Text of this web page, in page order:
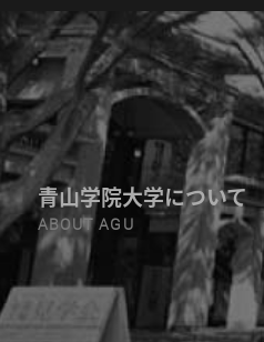
青山学院大学について
ABOUT AGU